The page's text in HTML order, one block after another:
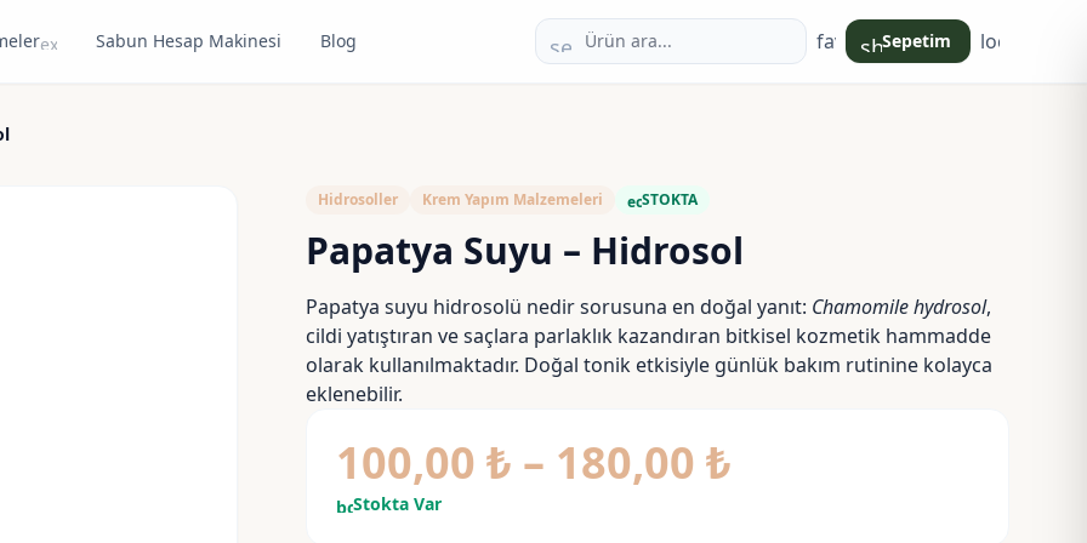
expand_moreSabun Hesap Makinesi Blog search favoriteshopping_bag
Sepetim login
Hidrosoller Krem Yapım Malzemeleri ecoSTOKTA
Papatya Suyu – Hidrosol
Papatya suyu hidrosolü nedir sorusuna en doğal yanıt: Chamomile hydrosol,
cildi yatıştıran ve saçlara parlaklık kazandıran bitkisel kozmetik hammadde
olarak kullanılmaktadır. Doğal tonik etkisiyle günlük bakım rutinine kolayca
eklenebilir.
100,00 ₺ – 180,00 ₺
boltStokta Var